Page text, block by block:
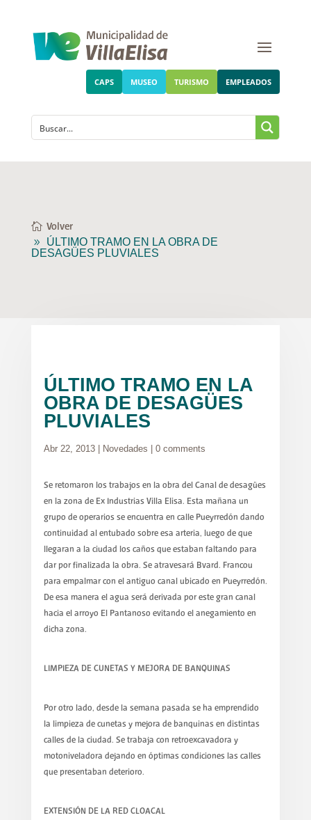
CAPS MUSEO TURISMO EMPLEADOS
Volver
ÚLTIMO TRAMO EN LA OBRA DE
DESAGÜES PLUVIALES
ÚLTIMO TRAMO EN LA
OBRA DE DESAGÜES
PLUVIALES
Abr 22, 2013| Novedades 0 comments
Se retomaron los trabajos en la obra del Canal de desagües
en la zona de Ex Industrias Villa Elisa. Esta mañana un
grupo de operarios se encuentra en calle Pueyrredón dando
continuidad al entubado sobre esa arteria, luego de que
llegaran a la ciudad los caños que estaban faltando para
dar por finalizada la obra. Se atravesará Bvard. Francou
para empalmar con el antiguo canal ubicado en Pueyrredón.
De esa manera el agua será derivada por este gran canal
hacia el arroyo El Pantanoso evitando el anegamiento en
dicha zona.
LIMPIEZA DE CUNETAS Y MEJORA DE BANQUINAS
Por otro lado, desde la semana pasada se ha emprendido
la limpieza de cunetas y mejora de banquinas en distintas
calles de la ciudad. Se trabaja con retroexcavadora y
motoniveladora dejando en óptimas condiciones las calles
que presentaban deterioro.
EXTENSIÓN DE LA RED CLOACAL